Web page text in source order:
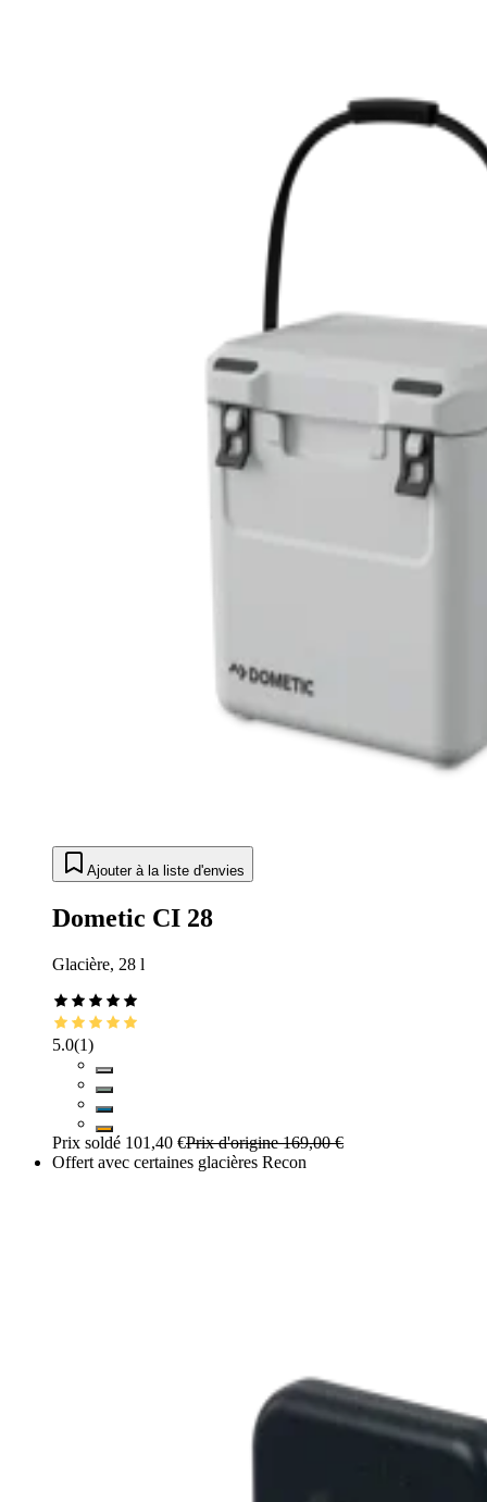
Ajouter à la liste d'envies
Dometic CI 28
Glacière, 28 l
5.0(1)
Prix soldé 101,40 €Prix d'origine 169,00 €
Offert avec certaines glacières Recon